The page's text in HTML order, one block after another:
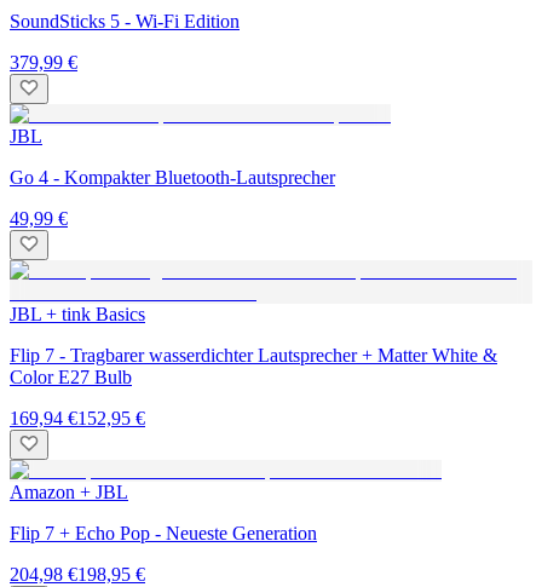
SoundSticks 5 - Wi-Fi Edition
379,99 €
JBL
Go 4 - Kompakter Bluetooth-Lautsprecher
49,99 €
JBL + tink Basics
Flip 7 - Tragbarer wasserdichter Lautsprecher + Matter White &
Color E27 Bulb
169,94 €152,95 €
Amazon + JBL
Flip 7 + Echo Pop - Neueste Generation
204,98 €198,95 €